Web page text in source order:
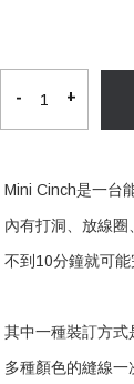
- +
- +
Mini Cinch是一台
內有打洞、放線
不到10分鐘就可能
其中一種裝訂方式
多種顏色的縫線一